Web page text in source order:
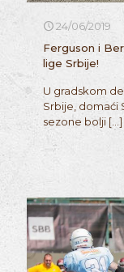
24/06/2019
Ferguson i
lige Srbije!
U gradskom
Srbije, domaći
sezone bolji […]